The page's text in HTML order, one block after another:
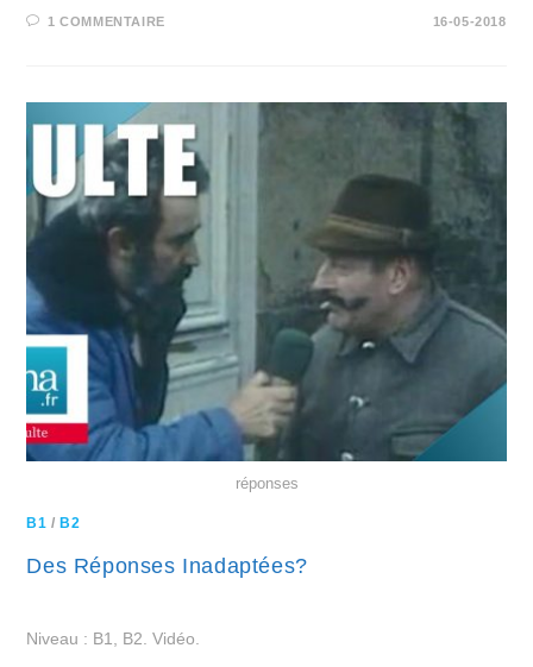
1 COMMENTAIRE 16-05-2018
réponses
B1 /B2
Des Réponses Inadaptées?
Niveau : B1, B2. Vidéo.